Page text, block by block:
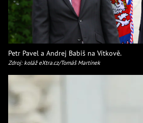
Petr Pavel a Andrej Babiš na Vítkově.
Zdroj: koláž eXtra.cz/Tomáš Martínek